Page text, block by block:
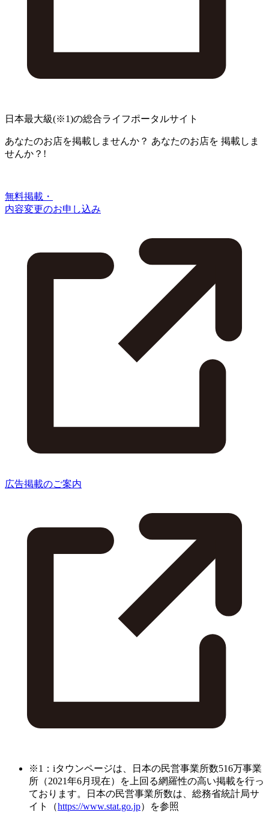
日本最大級(※1)の総合ライフポータルサイト
あなたのお店を掲載しませんか？ あなたのお店を 掲載しま
せんか？!
無料掲載・
内容変更のお申し込み
広告掲載のご案内
※1：iタウンページは、日本の民営事業所数516万事業
所（2021年6月現在）を上回る網羅性の高い掲載を行っ
ております。日本の民営事業所数は、総務省統計局サ
イト（https://www.stat.go.jp）を参照